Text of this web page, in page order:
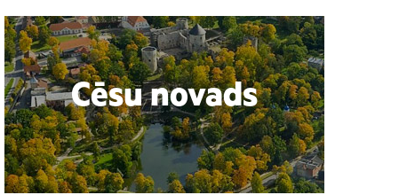
Cēsu novads